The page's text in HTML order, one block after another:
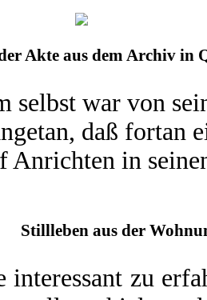
Akte aus dem Archiv in
selbst war von
daß fortan
Anrichten in
Stillleben aus der
interessant zu